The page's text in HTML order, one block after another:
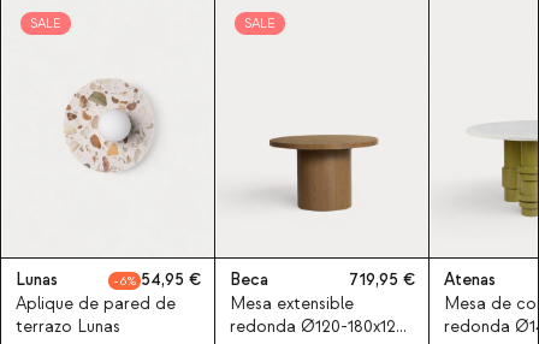
SALE
Lunas 6
54,95
Aplique de pared de
terrazo Lunas
SALE
Beca
719,95
Mesa extensible
redonda Ø120-180x120
Atenas
Mesa de
redonda